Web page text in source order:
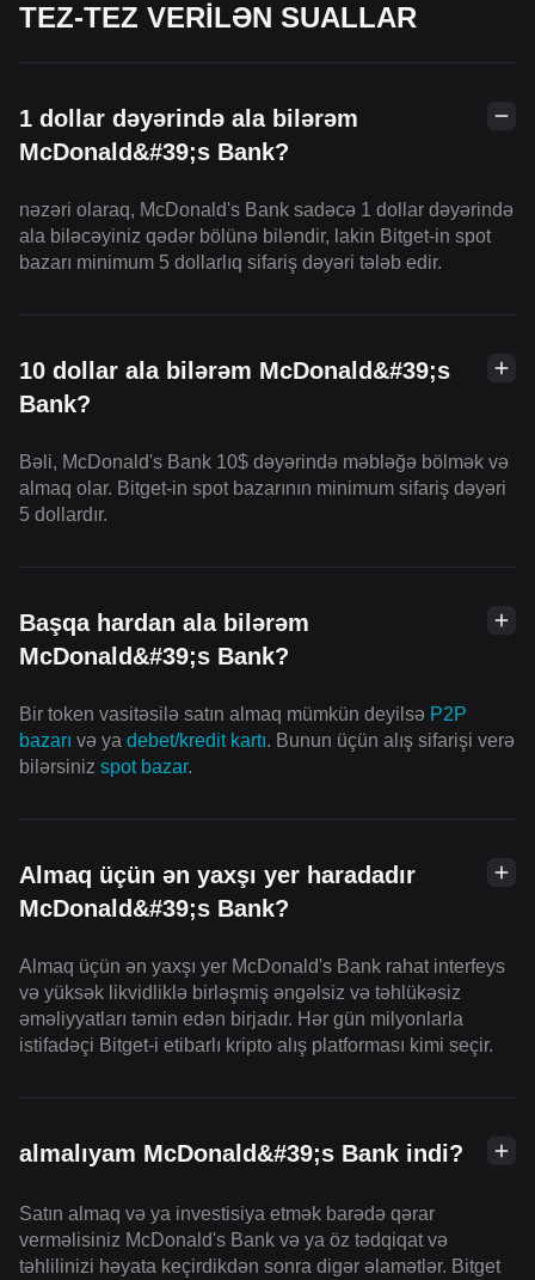
TEZ-TEZ VERİLƏN SUALLAR
1 dollar dəyərində ala bilərəm
McDonald&#39;s Bank?
nəzəri olaraq, McDonald's Bank sadəcə 1 dollar dəyərində
ala biləcəyiniz qədər bölünə biləndir, lakin Bitget-in spot
bazarı minimum 5 dollarlıq sifariş dəyəri tələb edir.
10 dollar ala bilərəm McDonald&#39;s
Bank?
Bəli, McDonald's Bank 10$ dəyərində məbləğə bölmək və
almaq olar. Bitget-in spot bazarının minimum sifariş dəyəri
5 dollardır.
Başqa hardan ala bilərəm
McDonald&#39;s Bank?
Bir token vasitəsilə satın almaq mümkün deyilsə P2P
bazarı və ya debet/kredit kartı. Bunun üçün alış sifarişi verə
bilərsiniz spot bazar.
Almaq üçün ən yaxşı yer haradadır
McDonald&#39;s Bank?
Almaq üçün ən yaxşı yer McDonald's Bank rahat interfeys
və yüksək likvidliklə birləşmiş əngəlsiz və təhlükəsiz
əməliyyatları təmin edən birjadır. Hər gün milyonlarla
istifadəçi Bitget-i etibarlı kripto alış platforması kimi seçir.
almalıyam McDonald&#39;s Bank indi?
Satın almaq və ya investisiya etmək barədə qərar
verməlisiniz McDonald's Bank və ya öz tədqiqat və
təhlilinizi həyata keçirdikdən sonra digər əlamətlər. Bitget